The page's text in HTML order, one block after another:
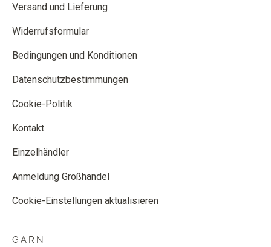
Versand und Lieferung
Widerrufsformular
Bedingungen und Konditionen
Datenschutzbestimmungen
Cookie-Politik
Kontakt
Einzelhändler
Anmeldung Großhandel
Cookie-Einstellungen aktualisieren
GARN